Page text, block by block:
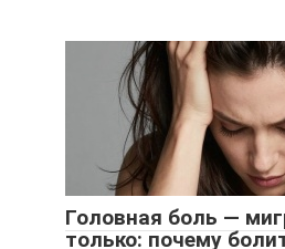
Головная боль —
только: почему